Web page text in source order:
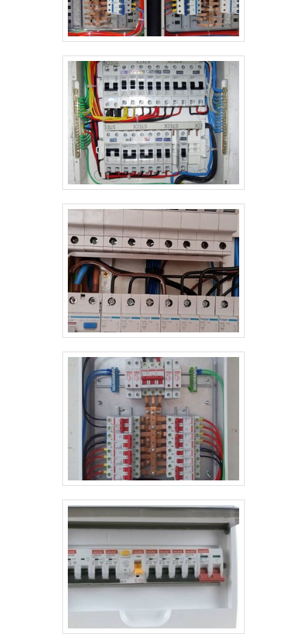
uma empresa que tem sido apontada de forma
positiva no segmento por toda seriedade e qualidade
o que garante o sucesso aos parceiros de ponta a